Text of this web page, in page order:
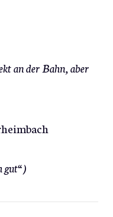
an der Bahn, aber
gut“)